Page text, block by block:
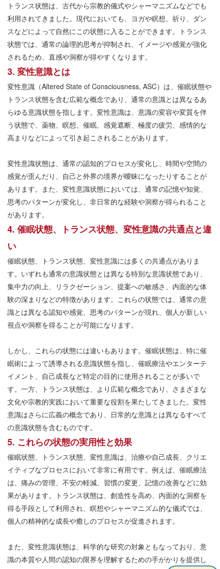
トランス状態は、古代から宗教的儀式やシャーマニズムなどでも
利用されてきました。現代においても、ヨガや瞑想、祈り、ダン
スなどによって自然にこの状態に入ることができます。トランス
状態では、通常の論理的思考が抑制され、イメージや感覚が強化
されるため、直感や洞察が得やすくなります。
3. 変性意識とは
変性意識（Altered State of Consciousness, ASC）は、催眠状態や
トランス状態を含む広範な概念であり、通常の意識とは異なるあ
らゆる意識状態を指します。変性意識は、意識の変容や変質を伴
う状態で、薬物、瞑想、催眠、感覚遮断、極度の疲労、感情的な
高まりなどによって引き起こされることがあります。
変性意識状態は、通常の認知的プロセスが変化し、時間や空間の
感覚が歪んだり、自己と外界の境界が曖昧になったりすることが
あります。また、変性意識状態においては、通常の記憶や知覚、
思考のパターンが変化し、非日常的な経験や洞察が得られること
があります。
4. 催眠状態、トランス状態、変性意識の共通点と違
い
催眠状態、トランス状態、変性意識には多くの共通点がありま
す。いずれも通常の意識状態とは異なる特別な意識状態であり、
集中力の向上、リラクゼーション、提案への敏感さ、内面的な体
験の深まりなどの特徴があります。これらの状態では、通常の意
識とは異なる認知や感覚、思考のパターンが現れ、個人が新しい
視点や洞察を得ることが可能になります。
しかし、これらの状態には違いもあります。催眠状態は、特に催
眠術によって誘導される意識状態を指し、催眠療法やエンターテ
イメント、自己成長など特定の目的に使用されることが多いで
す。一方、トランス状態は、より広範な概念であり、さまざまな
文化や宗教的実践において重要な役割を果たしてきました。変性
意識はさらに広義の概念であり、日常的な意識とは異なるすべて
の意識状態を含むものです。
5. これらの状態の実用性と効果
催眠状態、トランス状態、変性意識は、治療や自己成長、クリエ
イティブなプロセスにおいて非常に有用です。例えば、催眠療法
は、痛みの管理、不安の軽減、習慣の変更、記憶の改善などに効
果があります。トランス状態は、創造性を高め、内面的な洞察を
得る手段として利用され、瞑想やシャーマニズム的な儀式では、
個人の精神的な成長や癒しのプロセスが促進されます。
また、変性意識状態は、科学的な研究の対象ともなっており、意
識の本質や人間の認知の限界を理解するための手がかりを提供し